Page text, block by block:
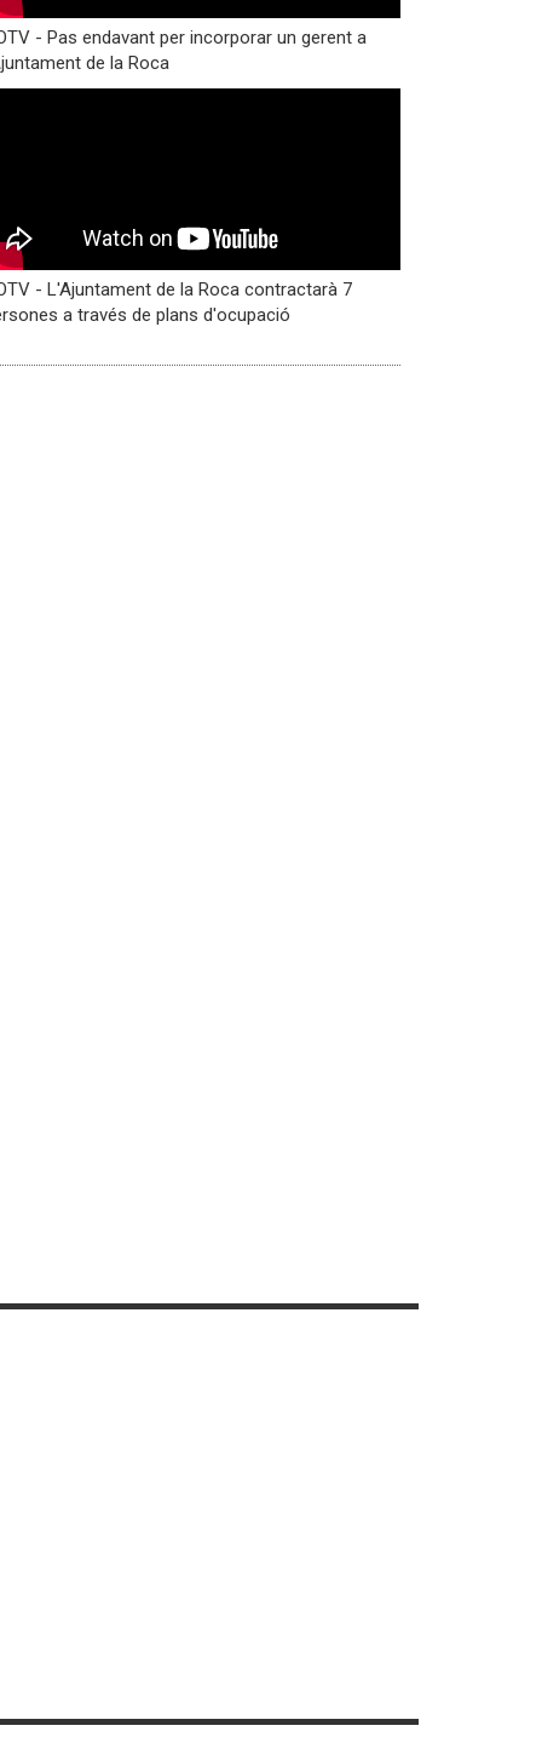
- Pas endavant per incorporar un gerent a
de la Roca
- L'Ajuntament de la Roca contractarà 7
a través de plans d'ocupació